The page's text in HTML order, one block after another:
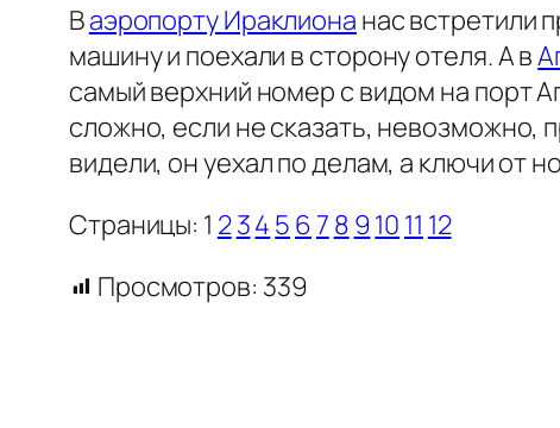
Ваэропорту Ираклиона нас встретили
машину и поехали в сторону отеля. А в
самый верхний номер с видом на порт
сложно, если не сказать, невозможно,
видели, он уехал по делам, а ключи от
Страницы: 1 234 5 67 8 910 11 12
Просмотров: 339